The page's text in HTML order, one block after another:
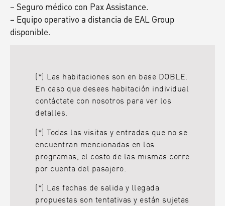
– Seguro médico con Pax Assistance.
– Equipo operativo a distancia de EAL Group
disponible.
(*) Las habitaciones son en base DOBLE.
En caso que desees habitación individual
contáctate con nosotros para ver los
detalles.
(*) Todas las visitas y entradas que no se
encuentran mencionadas en los
programas, el costo de las mismas corre
por cuenta del pasajero.
(*) Las fechas de salida y llegada
propuestas son tentativas y están sujetas